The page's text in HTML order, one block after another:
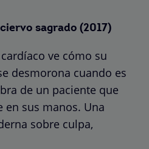
sagrado (2017)
ve cómo su
desmorona cuando es
de un paciente que
sus manos. Una
sobre culpa,